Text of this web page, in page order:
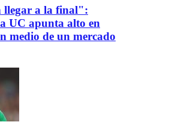
llegar a la final":
UC apunta alto en
medio de un mercado